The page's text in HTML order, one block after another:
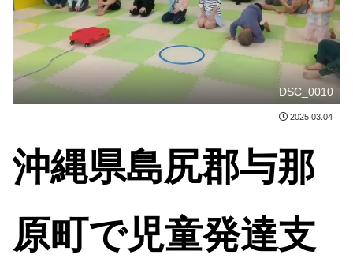
DSC_0010
2025.03.04
沖縄県島尻郡与那
原町で児童発達支